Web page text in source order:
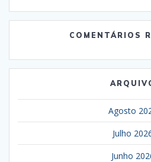
COMENTÁRIOS
Agosto
Julho
Junho